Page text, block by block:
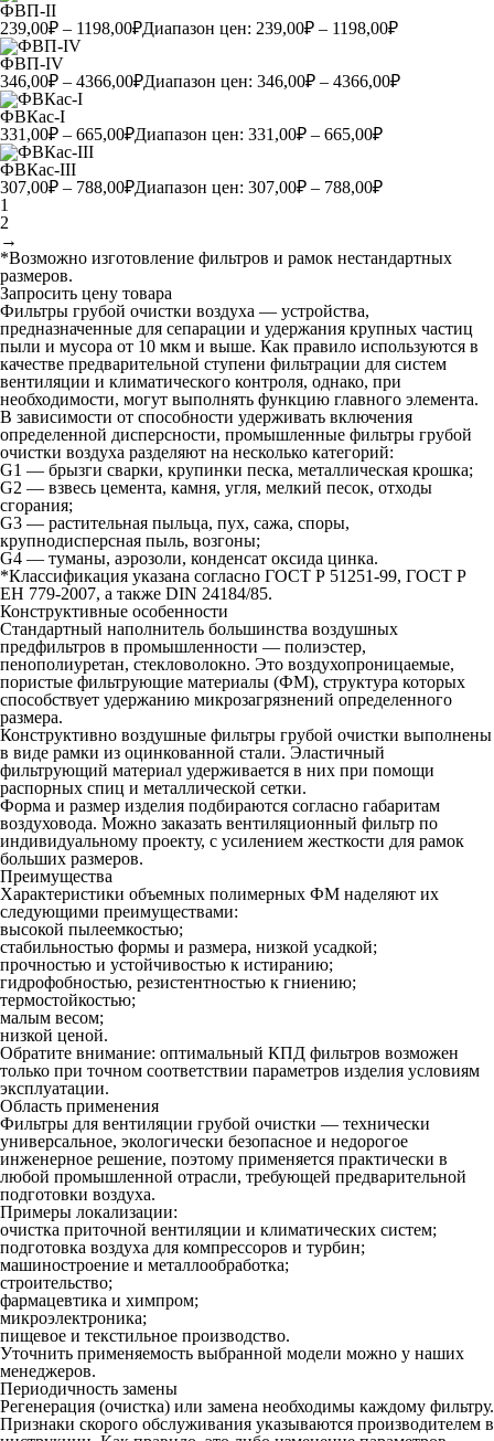
ФВП-II
239,00₽ – 1198,00₽Диапазон цен: 239,00₽ – 1198,00₽
ФВП-IV
346,00₽ – 4366,00₽Диапазон цен: 346,00₽ – 4366,00₽
ФВКас-I
331,00₽ – 665,00₽Диапазон цен: 331,00₽ – 665,00₽
ФВКас-III
307,00₽ – 788,00₽Диапазон цен: 307,00₽ – 788,00₽
1
2
→
*Возможно изготовление фильтров и рамок нестандартных
размеров.
Запросить цену товара
Фильтры грубой очистки воздуха — устройства,
предназначенные для сепарации и удержания крупных частиц
пыли и мусора от 10 мкм и выше. Как правило используются в
качестве предварительной ступени фильтрации для систем
вентиляции и климатического контроля, однако, при
необходимости, могут выполнять функцию главного элемента.
В зависимости от способности удерживать включения
определенной дисперсности, промышленные фильтры грубой
очистки воздуха разделяют на несколько категорий:
G1 — брызги сварки, крупинки песка, металлическая крошка;
G2 — взвесь цемента, камня, угля, мелкий песок, отходы
сгорания;
G3 — растительная пыльца, пух, сажа, споры,
крупнодисперсная пыль, возгоны;
G4 — туманы, аэрозоли, конденсат оксида цинка.
*Классификация указана согласно ГОСТ Р 51251-99, ГОСТ Р
ЕН 779-2007, а также DIN 24184/85.
Конструктивные особенности
Стандартный наполнитель большинства воздушных
предфильтров в промышленности — полиэстер,
пенополиуретан, стекловолокно. Это воздухопроницаемые,
пористые фильтрующие материалы (ФМ), структура которых
способствует удержанию микрозагрязнений определенного
размера.
Конструктивно воздушные фильтры грубой очистки выполнены
в виде рамки из оцинкованной стали. Эластичный
фильтрующий материал удерживается в них при помощи
распорных спиц и металлической сетки.
Форма и размер изделия подбираются согласно габаритам
воздуховода. Можно заказать вентиляционный фильтр по
индивидуальному проекту, с усилением жесткости для рамок
больших размеров.
Преимущества
Характеристики объемных полимерных ФМ наделяют их
следующими преимуществами:
высокой пылеемкостью;
стабильностью формы и размера, низкой усадкой;
прочностью и устойчивостью к истиранию;
гидрофобностью, резистентностью к гниению;
термостойкостью;
малым весом;
низкой ценой.
Обратите внимание: оптимальный КПД фильтров возможен
только при точном соответствии параметров изделия условиям
эксплуатации.
Область применения
Фильтры для вентиляции грубой очистки — технически
универсальное, экологически безопасное и недорогое
инженерное решение, поэтому применяется практически в
любой промышленной отрасли, требующей предварительной
подготовки воздуха.
Примеры локализации:
очистка приточной вентиляции и климатических систем;
подготовка воздуха для компрессоров и турбин;
машиностроение и металлообработка;
строительство;
фармацевтика и химпром;
микроэлектроника;
пищевое и текстильное производство.
Уточнить применяемость выбранной модели можно у наших
менеджеров.
Периодичность замены
Регенерация (очистка) или замена необходимы каждому фильтру.
Признаки скорого обслуживания указываются производителем в